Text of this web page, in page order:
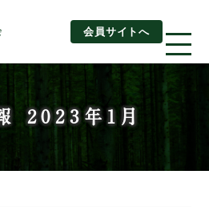
会員サイトへ
2023年1月